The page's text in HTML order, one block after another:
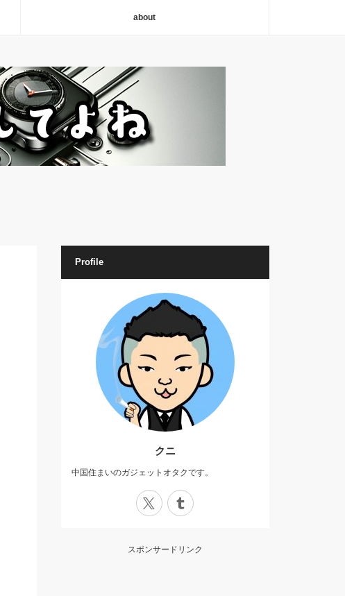
about
Profile
クニ
中国住まいのガジェットオタクです。
スポンサードリンク